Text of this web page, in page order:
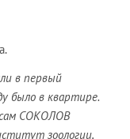
в первый
было в квартире.
сам СОКОЛОВ
зоологии,